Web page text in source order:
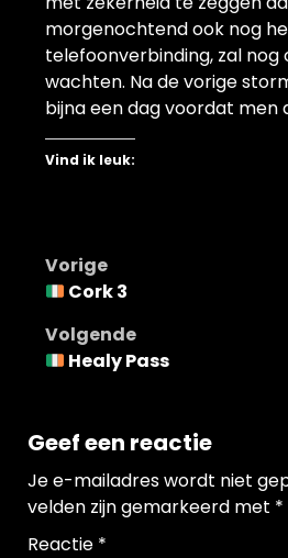
morgenochtend ook nog
telefoonverbinding, zal nog
wachten. Na de vorige
bijna een dag voordat men
Vind ik leuk:
Bericht
navigatie
Vorige
Cork 3
Volgende
Healy Pass
Geef een reactie
Je e-mailadres wordt niet
velden zijn gemarkeerd met *
Reactie *